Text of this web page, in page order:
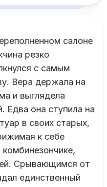
салоне
резко
с самым
Вера держала на
и выглядела
Едва она ступила на
в своих старых,
к себе
Срывающимся от
единственный